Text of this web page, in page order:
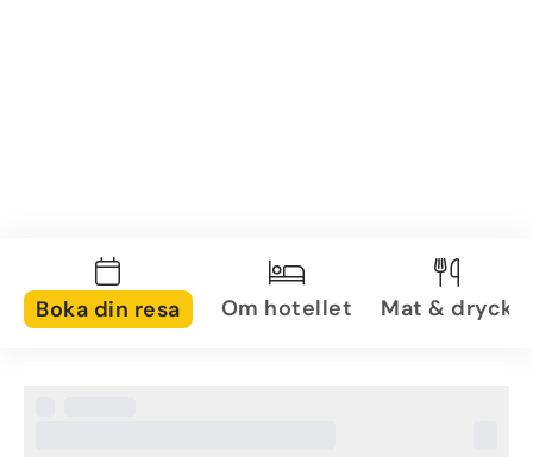
Boka din resa Om hotellet Mat & dryck